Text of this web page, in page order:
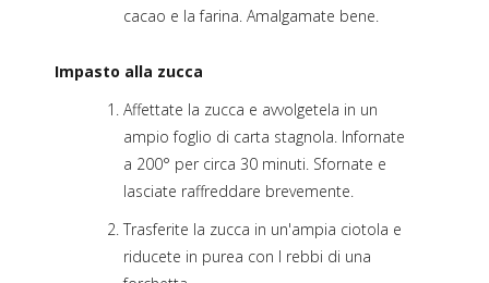
cacao e la farina. Amalgamate bene.
Impasto alla zucca
Affettate la zucca e avvolgetela in un
ampio foglio di carta stagnola. Infornate
a 200° per circa 30 minuti. Sfornate e
lasciate raffreddare brevemente.
Trasferite la zucca in un'ampia ciotola e
riducete in purea con I rebbi di una